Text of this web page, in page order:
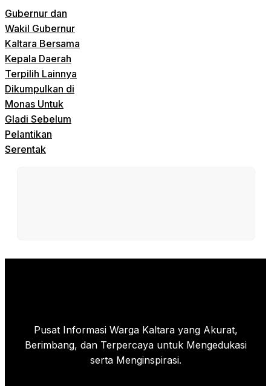
Gubernur dan
Wakil Gubernur
Kaltara Bersama
Kepala Daerah
Terpilih Lainnya
Dikumpulkan di
Monas Untuk
Gladi Sebelum
Pelantikan
Serentak
Pusat Informasi Warga Kaltara yang Akurat,
Berimbang, dan Terpercaya untuk Mengedukasi
serta Menginspirasi.